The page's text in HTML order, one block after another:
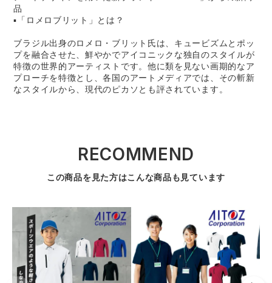
品
▪「ロメロブリット」とは？
ブラジル出身のロメロ・ブリット氏は、キュービズムとポッ
プを融合させた、鮮やかでアイコニックな独自のスタイルが
特徴の世界的アーティストです。他に類を見ない画期的なア
プローチを特徴とし、各国のアートメディアでは、その斬新
なスタイルから、現代のピカソとも評されています。
RECOMMEND
この商品を見た方はこんな商品も見ています